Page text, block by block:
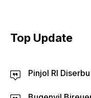
Top Update
Pinjol RI